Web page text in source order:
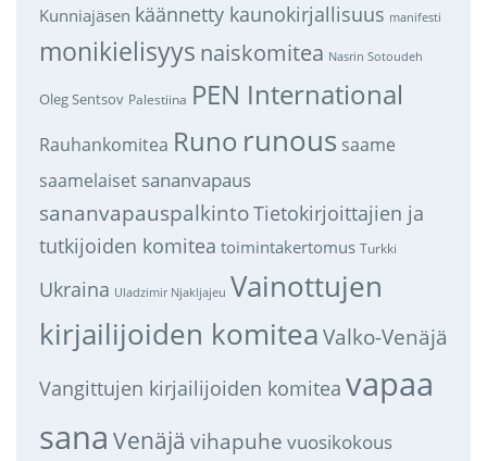
Kunniajäsen käännetty kaunokirjallisuus manifesti
monikielisyys naiskomitea Nasrin Sotoudeh
Oleg Sentsov Palestiina PEN International
Rauhankomitea Runo runous saame
saamelaiset sananvapaus
sananvapauspalkintoTietokirjoittajien ja
tutkijoiden komitea toimintakertomus Turkki
Ukraina Uladzimir Njakljajeu Vainottujen
kirjailijoiden komitea Valko-Venäjä
Vangittujen kirjailijoiden komitea vapaa
sana Venäjä vihapuhe vuosikokous